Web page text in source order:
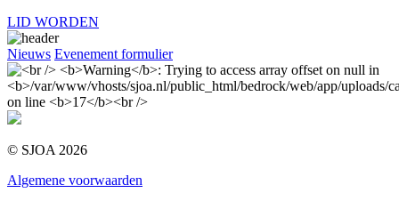
LID WORDEN
Nieuws Evenement formulier
© SJOA 2026
Algemene voorwaarden